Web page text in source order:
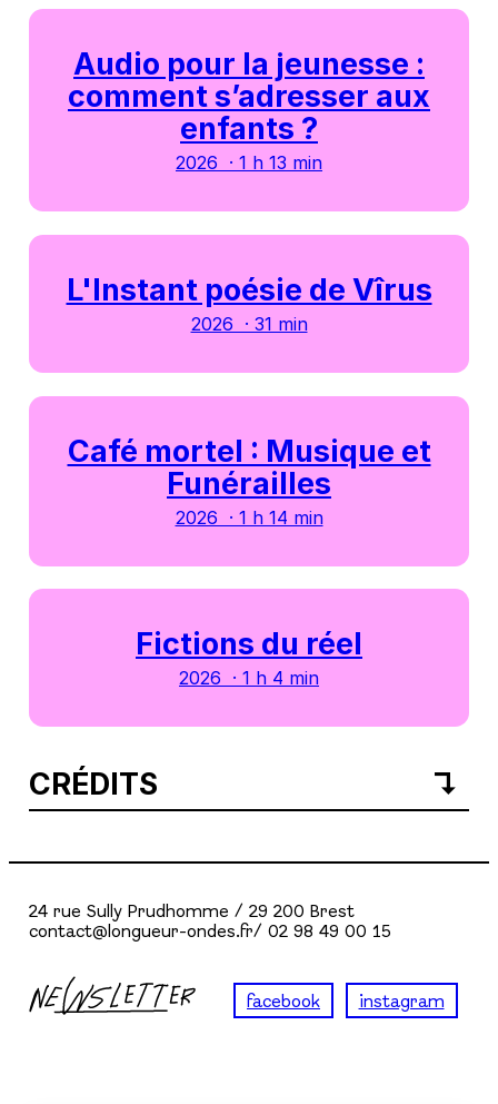
Audio pour la jeunesse :
comment s’adresser aux
enfants ?
2026 · 1 h 13 min
L'Instant poésie de Vîrus
2026 · 31 min
Café mortel : Musique et
Funérailles
2026 · 1 h 14 min
Fictions du réel
2026 · 1 h 4 min
CRÉDITS
24 rue Sully Prudhomme / 29 200 Brest
contact@longueur-ondes.fr/ 02 98 49 00 15
facebook instagram